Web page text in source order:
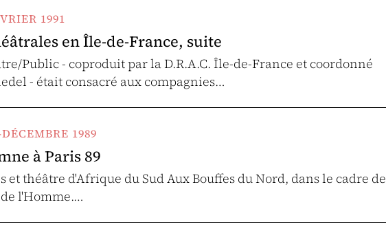
1991
en Île-de-France, suite
Public - coproduit par la D.R.A.C. Île-de-France et coordonné
- était consacré aux compagnies…
1989
à Paris 89
et théâtre d'Afrique du Sud Aux Bouffes du Nord, dans le cadre de
l'Homme.…